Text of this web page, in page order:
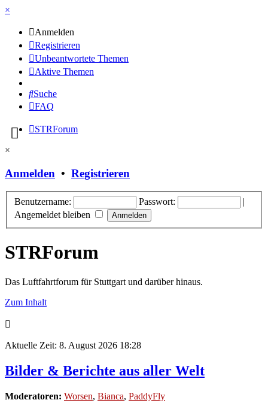
×
Anmelden
Registrieren
Unbeantwortete Themen
Aktive Themen
Suche
FAQ
STRForum
×
Anmelden • Registrieren
Benutzername: Passwort:
|
Angemeldet bleiben
STRForum
Das Luftfahrtforum für Stuttgart und darüber hinaus.
Zum Inhalt
Aktuelle Zeit: 8. August 2026 18:28
Bilder & Berichte aus aller Welt
Moderatoren: Worsen, Bianca, PaddyFly